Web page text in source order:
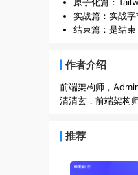
原子化篇：
实战篇：实战
结束篇：是结
作者介绍
前端架构师，
清清玄，前端架构
推荐